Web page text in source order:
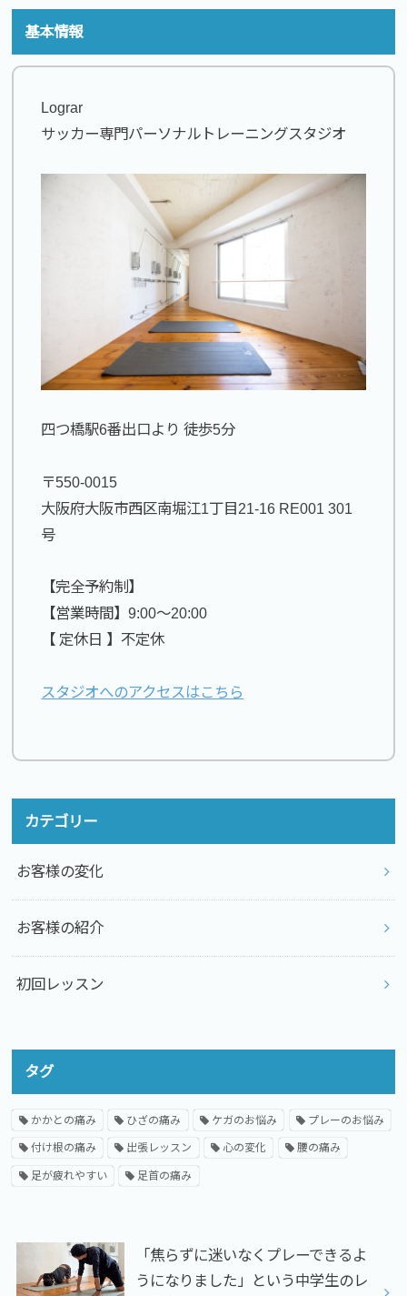
基本情報
Lograr
サッカー専門パーソナルトレーニングスタジオ
四つ橋駅6番出口より 徒歩5分
〒550-0015
大阪府大阪市西区南堀江1丁目21-16 RE001 301
号
【完全予約制】
【営業時間】9:00〜20:00
【 定休日 】不定休
スタジオへのアクセスはこちら
カテゴリー
お客様の変化
お客様の紹介
初回レッスン
タグ
かかとの痛み ひざの痛み ケガのお悩み プレーのお悩み
付け根の痛み 出張レッスン 心の変化 腰の痛み
足が疲れやすい 足首の痛み
「焦らずに迷いなくプレーできるよ
うになりました」という中学生のレ